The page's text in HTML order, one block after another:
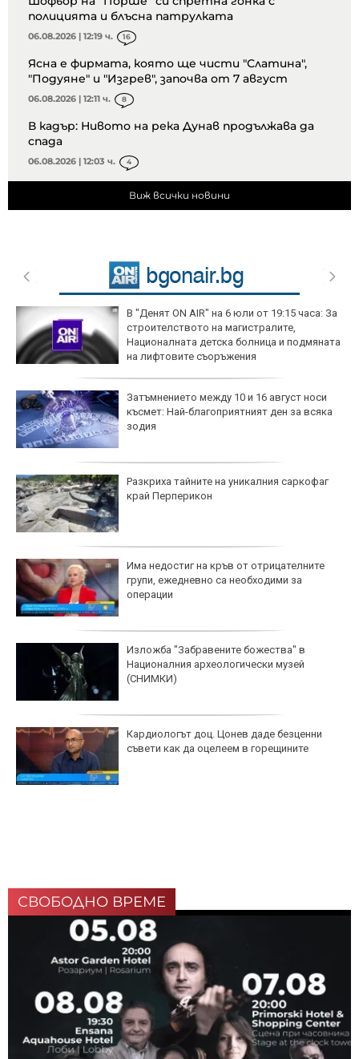
полицията и блъсна патрулката
06.08.2026 | 12:19 ч. 16
Ясна е фирмата, която ще чисти "Слатина",
"Подуяне" и "Изгрев", започва от 7 август
06.08.2026 | 12:11 ч. 8
В кадър: Нивото на река Дунав продължава да
спада
06.08.2026 | 12:03 ч. 4
Виж всички новини
В "Денят ON AIR" на 6 юли от 19:15 часа: За
строителството на магистралите,
Националната детска болница и подмяната
на лифтовите съоръжения
Затъмнението между 10 и 16 август носи
късмет: Най-благоприятният ден за всяка
зодия
Разкриха тайните на уникалния саркофаг
край Перперикон
Има недостиг на кръв от отрицателните
групи, ежедневно са необходими за
операции
Изложба "Забравените божества" в
Националния археологически музей
(СНИМКИ)
Кардиологът доц. Цонев даде безценни
съвети как да оцелеем в горещините
СВОБОДНО ВРЕМЕ